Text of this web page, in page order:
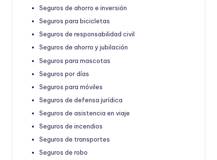
Seguros de ahorro e inversión
Seguros para bicicletas
Seguros de responsabilidad civil
Seguros de ahorro y jubilación
Seguros para mascotas
Seguros por días
Seguros para móviles
Seguros de defensa jurídica
Seguros de asistencia en viaje
Seguros de incendios
Seguros de transportes
Seguros de robo